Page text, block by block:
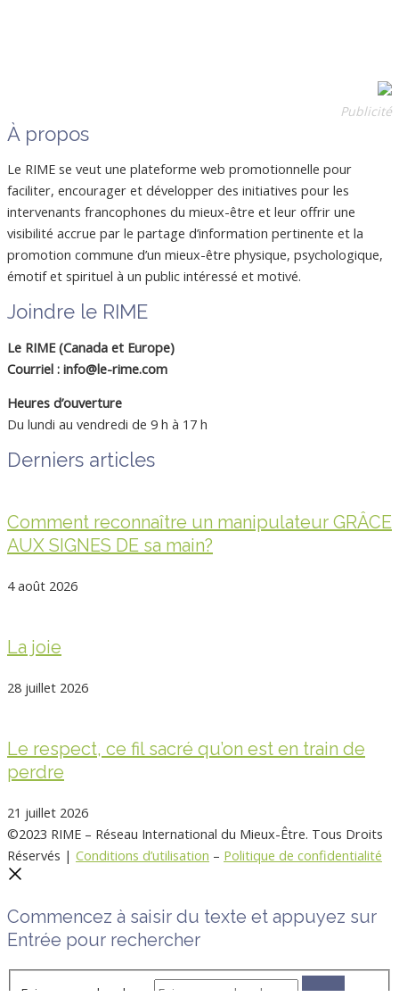
Publicité
À propos
Le RIME se veut une plateforme web promotionnelle pour
faciliter, encourager et développer des initiatives pour les
intervenants francophones du mieux-être et leur offrir une
visibilité accrue par le partage d’information pertinente et la
promotion commune d’un mieux-être physique, psychologique,
émotif et spirituel à un public intéressé et motivé.
Joindre le RIME
Le RIME (Canada et Europe)
Courriel : info@le-rime.com
Heures d’ouverture
Du lundi au vendredi de 9 h à 17 h
Derniers articles
Comment reconnaître un manipulateur GRÂCE
AUX SIGNES DE sa main?
4 août 2026
La joie
28 juillet 2026
Le respect, ce fil sacré qu’on est en train de
perdre
21 juillet 2026
©2023 RIME – Réseau International du Mieux-Être. Tous Droits
Réservés | Conditions d’utilisation – Politique de confidentialité
Commencez à saisir du texte et appuyez sur
Entrée pour rechercher
Faire une recherche …